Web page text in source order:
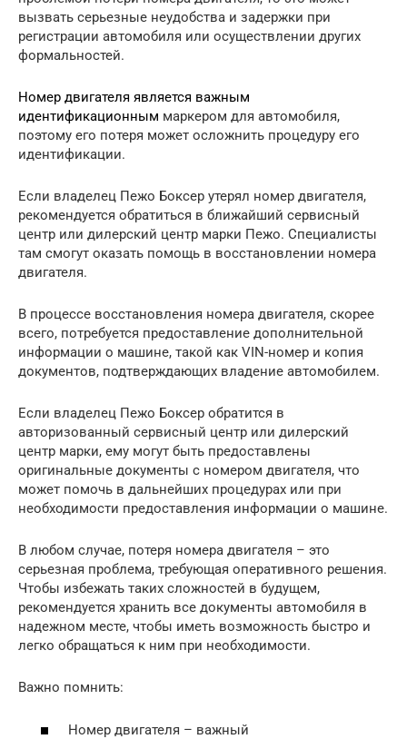
вызвать серьезные неудобства и задержки при
регистрации автомобиля или осуществлении других
формальностей.
Номер двигателя является важным
идентификационным маркером для автомобиля,
поэтому его потеря может осложнить процедуру его
идентификации.
Если владелец Пежо Боксер утерял номер двигателя,
рекомендуется обратиться в ближайший сервисный
центр или дилерский центр марки Пежо. Специалисты
там смогут оказать помощь в восстановлении номера
двигателя.
В процессе восстановления номера двигателя, скорее
всего, потребуется предоставление дополнительной
информации о машине, такой как VIN-номер и копия
документов, подтверждающих владение автомобилем.
Если владелец Пежо Боксер обратится в
авторизованный сервисный центр или дилерский
центр марки, ему могут быть предоставлены
оригинальные документы с номером двигателя, что
может помочь в дальнейших процедурах или при
необходимости предоставления информации о машине.
В любом случае, потеря номера двигателя – это
серьезная проблема, требующая оперативного решения.
Чтобы избежать таких сложностей в будущем,
рекомендуется хранить все документы автомобиля в
надежном месте, чтобы иметь возможность быстро и
легко обращаться к ним при необходимости.
Важно помнить:
Номер двигателя – важный